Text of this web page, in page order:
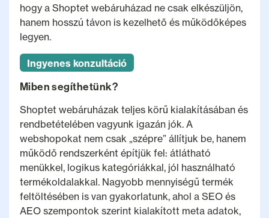
hogy a Shoptet webáruházad ne csak elkészüljön,
hanem hosszú távon is kezelhető és működőképes
legyen.
Ingyenes konzultáció
Miben segíthetünk?
Shoptet webáruházak teljes körű kialakításában és
rendbetételében vagyunk igazán jók. A
webshopokat nem csak „szépre” állítjuk be, hanem
működő rendszerként építjük fel: átlátható
menükkel, logikus kategóriákkal, jól használható
termékoldalakkal. Nagyobb mennyiségű termék
feltöltésében is van gyakorlatunk, ahol a SEO és
AEO szempontok szerint kialakított meta adatok,